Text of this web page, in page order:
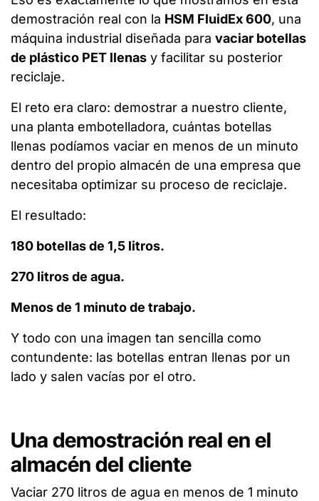
demostración real con la HSM FluidEx 600, una
máquina industrial diseñada para vaciar botellas
de plástico PET llenas y facilitar su posterior
reciclaje.
El reto era claro: demostrar a nuestro cliente,
una planta embotelladora, cuántas botellas
llenas podíamos vaciar en menos de un minuto
dentro del propio almacén de una empresa que
necesitaba optimizar su proceso de reciclaje.
El resultado:
180 botellas de 1,5 litros.
270 litros de agua.
Menos de 1 minuto de trabajo.
Y todo con una imagen tan sencilla como
contundente: las botellas entran llenas por un
lado y salen vacías por el otro.
Una demostración real en el
almacén del cliente
Vaciar 270 litros de agua en menos de 1 minuto